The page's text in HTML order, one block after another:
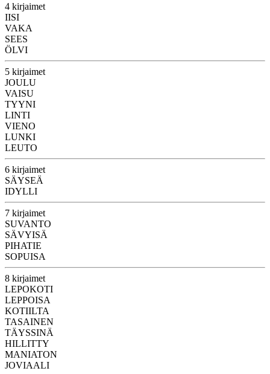
4 kirjaimet
IISI
VAKA
SEES
ÖLVI
5 kirjaimet
JOULU
VAISU
TYYNI
LINTI
VIENO
LUNKI
LEUTO
6 kirjaimet
SÄYSEÄ
IDYLLI
7 kirjaimet
SUVANTO
SÄVYISÄ
PIHATIE
SOPUISA
8 kirjaimet
LEPOKOTI
LEPPOISA
KOTIILTA
TASAINEN
TÄYSSINÄ
HILLITTY
MANIATON
JOVIAALI